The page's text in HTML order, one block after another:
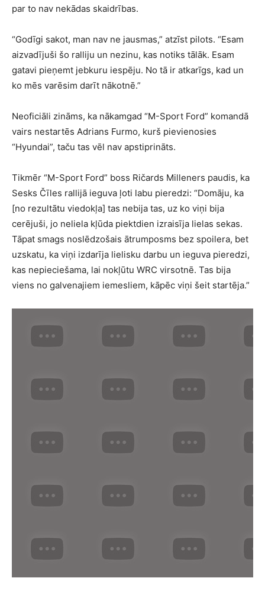
par to nav nekādas skaidrības.
“Godīgi sakot, man nav ne jausmas,” atzīst pilots. “Esam
aizvadījuši šo ralliju un nezinu, kas notiks tālāk. Esam
gatavi pieņemt jebkuru iespēju. No tā ir atkarīgs, kad un
ko mēs varēsim darīt nākotnē.”
Neoficiāli zināms, ka nākamgad “M-Sport Ford” komandā
vairs nestartēs Adrians Furmo, kurš pievienosies
“Hyundai”, taču tas vēl nav apstiprināts.
Tikmēr “M-Sport Ford” boss Ričards Milleners paudis, ka
Sesks Čīles rallijā ieguva ļoti labu pieredzi: “Domāju, ka
[no rezultātu viedokļa] tas nebija tas, uz ko viņi bija
cerējuši, jo neliela kļūda piektdien izraisīja lielas sekas.
Tāpat smags noslēdzošais ātrumposms bez spoilera, bet
uzskatu, ka viņi izdarīja lielisku darbu un ieguva pieredzi,
kas nepieciešama, lai nokļūtu WRC virsotnē. Tas bija
viens no galvenajiem iemesliem, kāpēc viņi šeit startēja.”